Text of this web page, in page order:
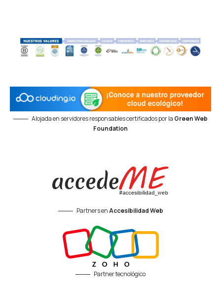
Alojada en servidores responsables certificados por la Green Web
Foundation
Partners enAccesibilidad Web
Partner tecnológico